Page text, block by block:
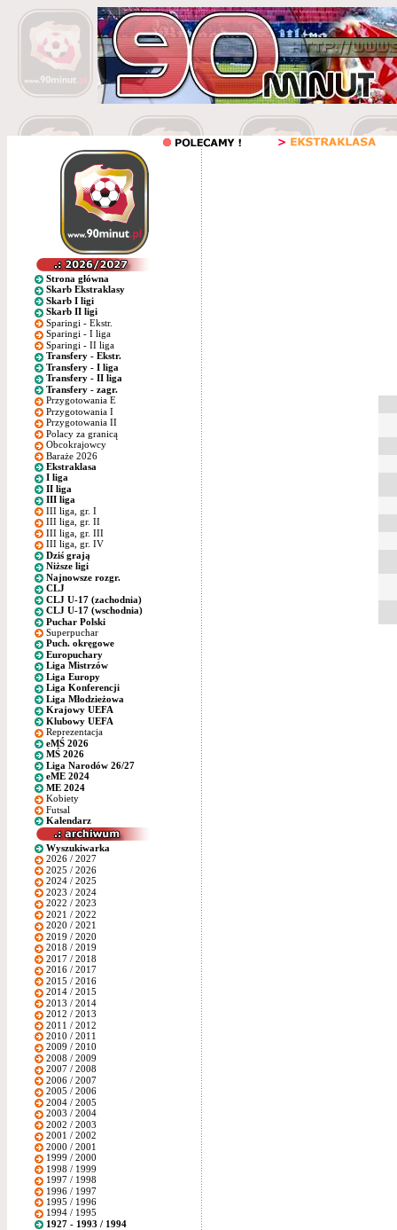
Strona główna
Skarb Ekstraklasy
Skarb I ligi
Skarb II ligi
Sparingi - Ekstr.
Sparingi - I liga
Sparingi - II liga
Transfery - Ekstr.
Transfery - I liga
Transfery - II liga
Transfery - zagr.
Przygotowania E
Przygotowania I
Przygotowania II
Polacy za granicą
Obcokrajowcy
Baraże 2026
Ekstraklasa
I liga
II liga
III liga
III liga, gr. I
III liga, gr. II
III liga, gr. III
III liga, gr. IV
Dziś grają
Niższe ligi
Najnowsze rozgr.
CLJ
CLJ U-17 (zachodnia)
CLJ U-17 (wschodnia)
Puchar Polski
Superpuchar
Puch. okręgowe
Europuchary
Liga Mistrzów
Liga Europy
Liga Konferencji
Liga Młodzieżowa
Krajowy UEFA
Klubowy UEFA
Reprezentacja
eMŚ 2026
MŚ 2026
Liga Narodów 26/27
eME 2024
ME 2024
Kobiety
Futsal
Kalendarz
Wyszukiwarka
2026 / 2027
2025 / 2026
2024 / 2025
2023 / 2024
2022 / 2023
2021 / 2022
2020 / 2021
2019 / 2020
2018 / 2019
2017 / 2018
2016 / 2017
2015 / 2016
2014 / 2015
2013 / 2014
2012 / 2013
2011 / 2012
2010 / 2011
2009 / 2010
2008 / 2009
2007 / 2008
2006 / 2007
2005 / 2006
2004 / 2005
2003 / 2004
2002 / 2003
2001 / 2002
2000 / 2001
1999 / 2000
1998 / 1999
1997 / 1998
1996 / 1997
1995 / 1996
1994 / 1995
1927 - 1993 / 1994